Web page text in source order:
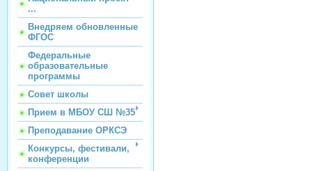
...
Внедряем обновленные
ФГОС
Федеральные
образовательные
программы
Совет школы
Прием в МБОУ СШ №35
Преподавание ОРКСЭ
Конкурсы, фестивали,
конференции